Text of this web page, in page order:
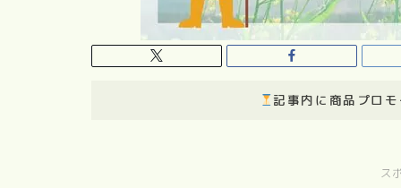
記事内に商品プロ
ス